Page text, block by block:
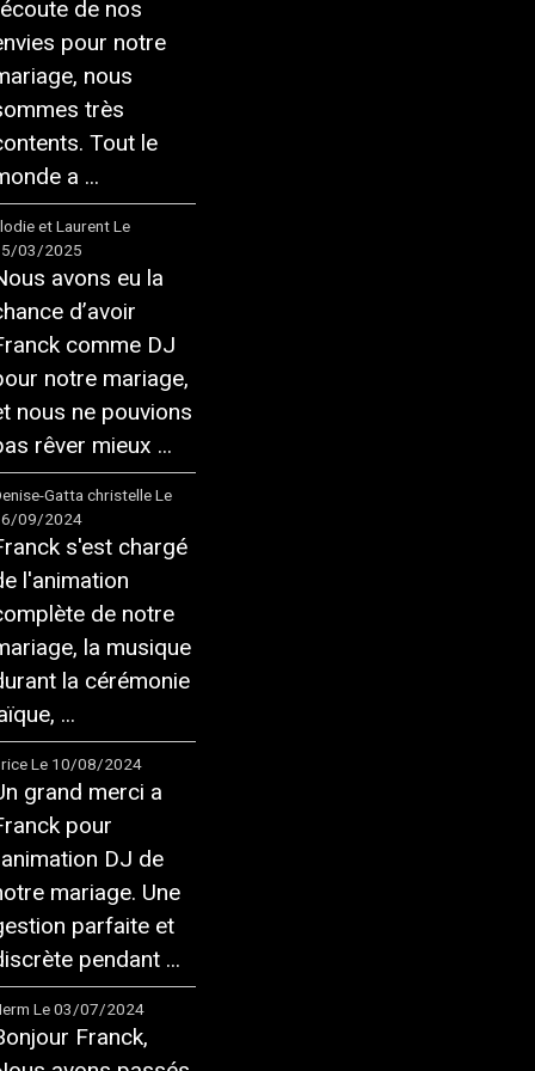
de nos
pour notre
nous
très
Tout le
a ...
et Laurent Le
03/2025
avons eu la
d’avoir
comme DJ
notre mariage,
nous ne pouvions
rêver mieux ...
Gatta christelle Le
09/2024
s'est chargé
l'animation
de notre
la musique
la cérémonie
...
Le 10/08/2024
grand merci a
pour
DJ de
mariage. Une
parfaite et
pendant ...
Le 03/07/2024
Franck,